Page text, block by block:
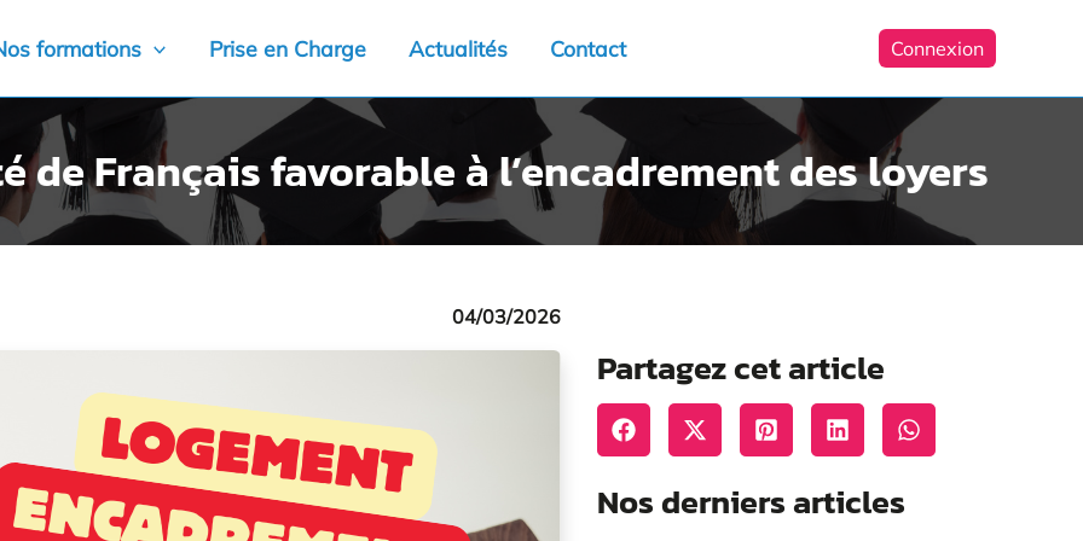
formations Prise en Charge Actualités Contact Connexion
de Français favorable à l’encadrement des loyers
04/03/2026
Partagez cet article
Nos derniers articles